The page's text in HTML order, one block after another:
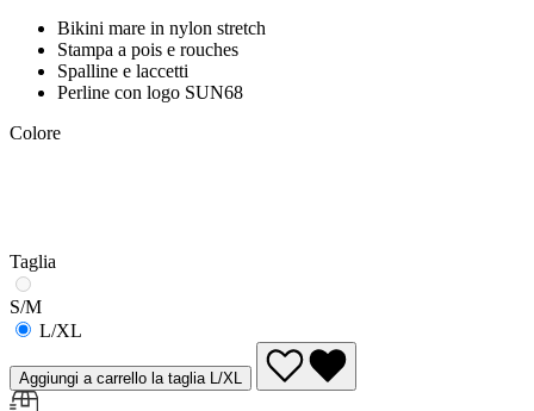
Bikini mare in nylon stretch
Stampa a pois e rouches
Spalline e laccetti
Perline con logo SUN68
Colore
Taglia
S/M
L/XL
Aggiungi a carrello la taglia L/XL